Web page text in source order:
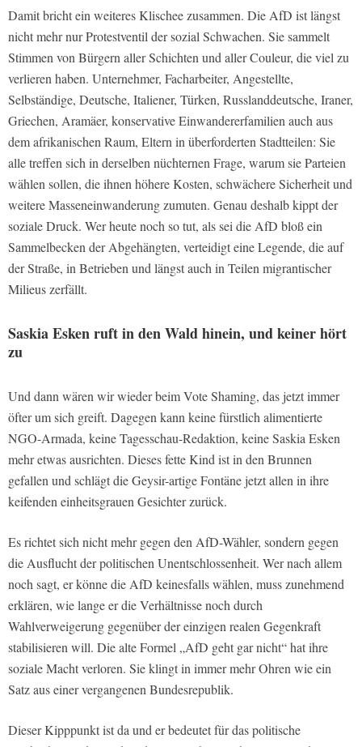
Damit bricht ein weiteres Klischee zusammen. Die AfD ist längst
nicht mehr nur Protestventil der sozial Schwachen. Sie sammelt
Stimmen von Bürgern aller Schichten und aller Couleur, die viel zu
verlieren haben. Unternehmer, Facharbeiter, Angestellte,
Selbständige, Deutsche, Italiener, Türken, Russlanddeutsche, Iraner,
Griechen, Aramäer, konservative Einwandererfamilien auch aus
dem afrikanischen Raum, Eltern in überforderten Stadtteilen: Sie
alle treffen sich in derselben nüchternen Frage, warum sie Parteien
wählen sollen, die ihnen höhere Kosten, schwächere Sicherheit und
weitere Masseneinwanderung zumuten. Genau deshalb kippt der
soziale Druck. Wer heute noch so tut, als sei die AfD bloß ein
Sammelbecken der Abgehängten, verteidigt eine Legende, die auf
der Straße, in Betrieben und längst auch in Teilen migrantischer
Milieus zerfällt.
Saskia Esken ruft in den Wald hinein, und keiner hört
zu
Und dann wären wir wieder beim Vote Shaming, das jetzt immer
öfter um sich greift. Dagegen kann keine fürstlich alimentierte
NGO-Armada, keine Tagesschau-Redaktion, keine Saskia Esken
mehr etwas ausrichten. Dieses fette Kind ist in den Brunnen
gefallen und schlägt die Geysir-artige Fontäne jetzt allen in ihre
keifenden einheitsgrauen Gesichter zurück.
Es richtet sich nicht mehr gegen den AfD-Wähler, sondern gegen
die Ausflucht der politischen Unentschlossenheit. Wer nach allem
noch sagt, er könne die AfD keinesfalls wählen, muss zunehmend
erklären, wie lange er die Verhältnisse noch durch
Wahlverweigerung gegenüber der einzigen realen Gegenkraft
stabilisieren will. Die alte Formel „AfD geht gar nicht“ hat ihre
soziale Macht verloren. Sie klingt in immer mehr Ohren wie ein
Satz aus einer vergangenen Bundesrepublik.
Dieser Kipppunkt ist da und er bedeutet für das politische